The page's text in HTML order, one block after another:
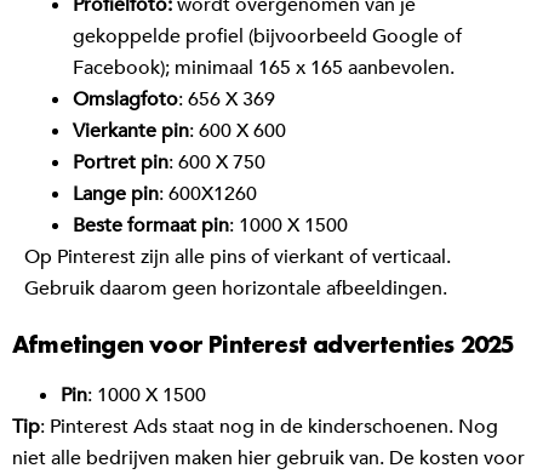
gekoppelde profiel (bijvoorbeeld Google of
Facebook); minimaal 165 x 165 aanbevolen.
Omslagfoto: 656 X 369
Vierkante pin: 600 X 600
Portret pin: 600 X 750
Lange pin: 600X1260
Beste formaat pin: 1000 X 1500
Op Pinterest zijn alle pins of vierkant of verticaal.
Gebruik daarom geen horizontale afbeeldingen.
Afmetingen voor Pinterest advertenties 2025
Pin: 1000 X 1500
Tip: Pinterest Ads staat nog in de kinderschoenen. Nog
niet alle bedrijven maken hier gebruik van. De kosten voor